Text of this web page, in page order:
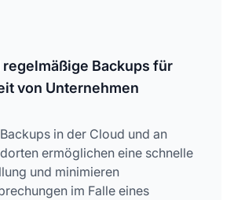
regelmäßige Backups für
von Unternehmen
in der Cloud und an
ermöglichen eine schnelle
und minimieren
im Falle eines